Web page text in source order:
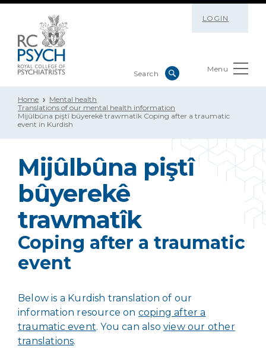
LOGIN
Menu
Home
Mental health
Translations of our mental health information
Mijûlbûna piştî bûyerekê trawmatîk Coping after a traumatic
event in Kurdish
Mijûlbûna piştî
bûyerekê
trawmatîk
Coping after a traumatic
event
Below is a Kurdish translation of our
information resource on coping after a
traumatic event. You can also view our other
translations.